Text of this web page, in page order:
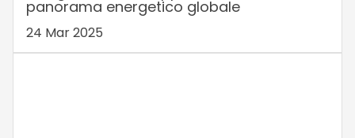
panorama energetico globale
24 Mar 2025